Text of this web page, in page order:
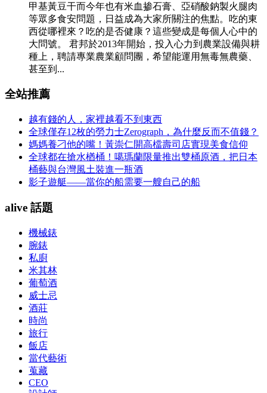
甲基黃豆干而今年也有米血掺石膏、亞硝酸鈉製火腿肉
等眾多食安問題，日益成為大家所關注的焦點。吃的東
西從哪裡來？吃的是否健康？這些變成是每個人心中的
大問號。 君邦於2013年開始，投入心力到農業設備與耕
種上，聘請專業農業顧問團，希望能運用無毒無農藥、
甚至到...
全站推薦
越有錢的人，家裡越看不到東西
全球僅存12枚的勞力士Zerograph，為什麼反而不值錢？
媽媽養刁他的嘴！黃崇仁開高檔壽司店實現美食信仰
全球都在搶水楢桶！噶瑪蘭限量推出雙桶原酒，把日本
桶藝與台灣風土裝進一瓶酒
影子遊艇——當你的船需要一艘自己的船
alive 話題
機械錶
腕錶
私廚
米其林
葡萄酒
威士忌
酒莊
時尚
旅行
飯店
當代藝術
蒐藏
CEO